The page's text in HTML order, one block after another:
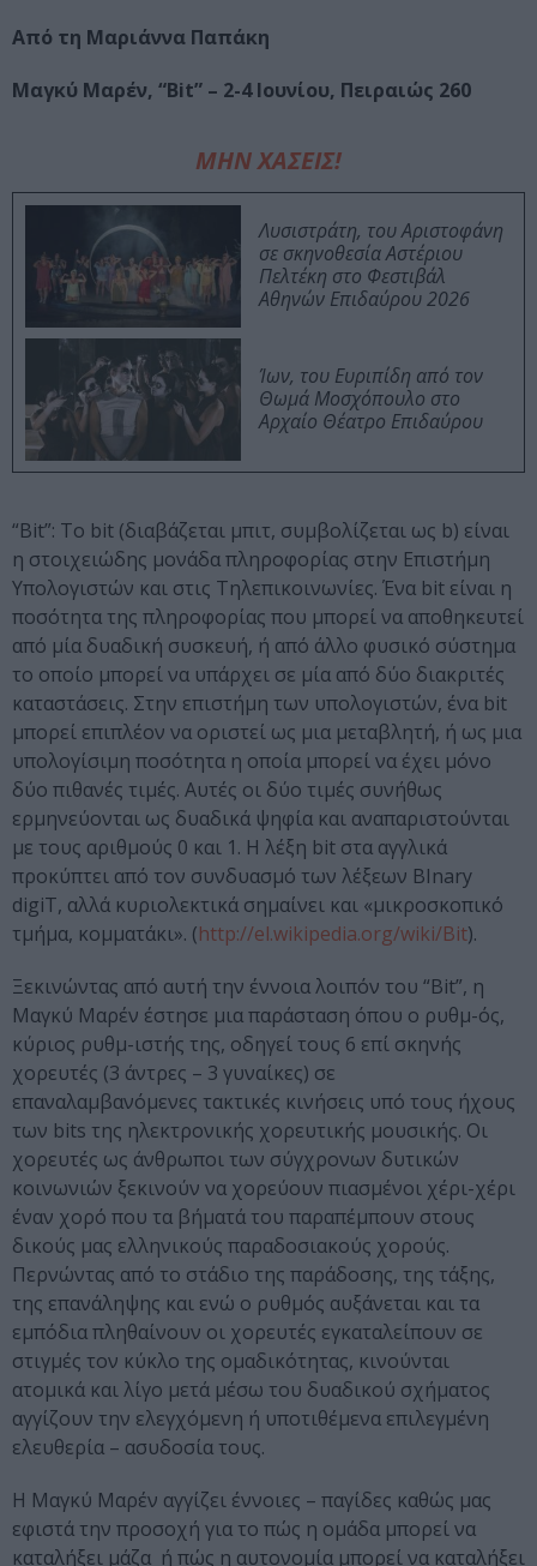
Από τη Μαριάννα Παπάκη
Μαγκύ Μαρέν, “Bit” – 2-4 Ιουνίου, Πειραιώς 260
ΜΗΝ ΧΑΣΕΙΣ!
Λυσιστράτη, του Αριστοφάνη
σε σκηνοθεσία Αστέριου
Πελτέκη στο Φεστιβάλ
Αθηνών Επιδαύρου 2026
Ίων, του Ευριπίδη από τον
Θωμά Μοσχόπουλο στο
Αρχαίο Θέατρο Επιδαύρου
“Bit”: Το bit (διαβάζεται μπιτ, συμβολίζεται ως b) είναι
η στοιχειώδης μονάδα πληροφορίας στην Επιστήμη
Υπολογιστών και στις Τηλεπικοινωνίες. Ένα bit είναι η
ποσότητα της πληροφορίας που μπορεί να αποθηκευτεί
από μία δυαδική συσκευή, ή από άλλο φυσικό σύστημα
το οποίο μπορεί να υπάρχει σε μία από δύο διακριτές
καταστάσεις. Στην επιστήμη των υπολογιστών, ένα bit
μπορεί επιπλέον να οριστεί ως μια μεταβλητή, ή ως μια
υπολογίσιμη ποσότητα η οποία μπορεί να έχει μόνο
δύο πιθανές τιμές. Αυτές οι δύο τιμές συνήθως
ερμηνεύονται ως δυαδικά ψηφία και αναπαριστούνται
με τους αριθμούς 0 και 1. Η λέξη bit στα αγγλικά
προκύπτει από τον συνδυασμό των λέξεων BInary
digiT, αλλά κυριολεκτικά σημαίνει και «μικροσκοπικό
τμήμα, κομματάκι». (http://el.wikipedia.org/wiki/Bit).
Ξεκινώντας από αυτή την έννοια λοιπόν του “Bit”, η
Μαγκύ Μαρέν έστησε μια παράσταση όπου ο ρυθμ-ός,
κύριος ρυθμ-ιστής της, οδηγεί τους 6 επί σκηνής
χορευτές (3 άντρες – 3 γυναίκες) σε
επαναλαμβανόμενες τακτικές κινήσεις υπό τους ήχους
των bits της ηλεκτρονικής χορευτικής μουσικής. Οι
χορευτές ως άνθρωποι των σύγχρονων δυτικών
κοινωνιών ξεκινούν να χορεύουν πιασμένοι χέρι-χέρι
έναν χορό που τα βήματά του παραπέμπουν στους
δικούς μας ελληνικούς παραδοσιακούς χορούς.
Περνώντας από το στάδιο της παράδοσης, της τάξης,
της επανάληψης και ενώ ο ρυθμός αυξάνεται και τα
εμπόδια πληθαίνουν οι χορευτές εγκαταλείπουν σε
στιγμές τον κύκλο της ομαδικότητας, κινούνται
ατομικά και λίγο μετά μέσω του δυαδικού σχήματος
αγγίζουν την ελεγχόμενη ή υποτιθέμενα επιλεγμένη
ελευθερία – ασυδοσία τους.
Η Μαγκύ Μαρέν αγγίζει έννοιες – παγίδες καθώς μας
εφιστά την προσοχή για το πώς η ομάδα μπορεί να
καταλήξει μάζα ή πώς η αυτονομία μπορεί να καταλήξει